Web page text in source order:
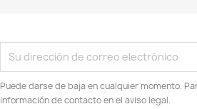
Puede darse de baja en cualquier momento.
información de contacto en el aviso legal.